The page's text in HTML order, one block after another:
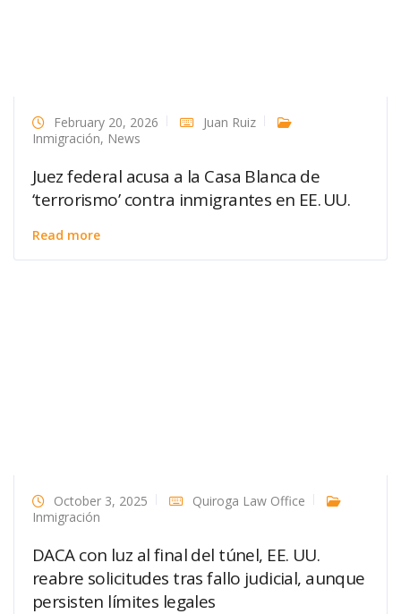
February 20, 2026
Juan Ruiz
Inmigración, News
Juez federal acusa a la Casa Blanca de
‘terrorismo’ contra inmigrantes en EE. UU.
Read more
October 3, 2025
Quiroga Law Office
Inmigración
DACA con luz al final del túnel, EE. UU.
reabre solicitudes tras fallo judicial, aunque
persisten límites legales